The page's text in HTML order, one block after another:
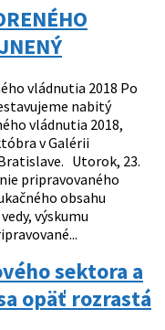
vládnutia 2018 Po
nabitý
vládnutia 2018,
v Galérii
Utorok, 23.
pripravovaného
obsahu
výskumu
sektora a
opäť rozrastá